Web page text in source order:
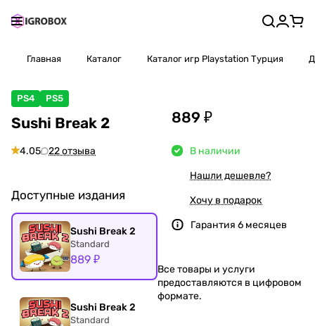
Главная Каталог Каталог игр Playstation Турция
PS4 PS5
Sushi Break 2
4.05 22 отзыва
Доступные издания
Sushi Break 2
Standard
889 ₽
Sushi Break 2
Standard
889 ₽
В наличии
Нашли дешевле?
Хочу в подарок
Гарантия 6 месяцев
Все товары и услуги
предоставляются в цифровом
формате.